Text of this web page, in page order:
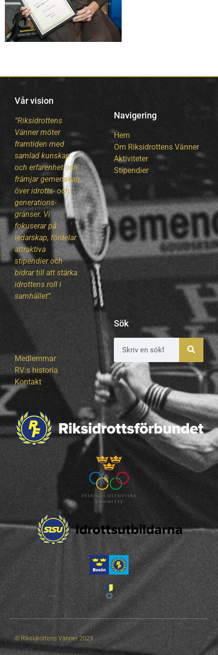
Vår vision
“Riksidrottens
Vänner möter
framtiden med
samlad kunskap
och erfarenhet och
främjar gemenskap
över idrotts- och
generations-
gränser. Vi
fokuserar på
ledarskap, fördelar
attraktiva
stipendier och
bidrar till att stärka
idrottens roll i
samhället”.
Navigering
Hem
Om Riksidrottens Vänner
Aktiviteter
Stipendier
Medlemmar
RV:s historia
Kontakt
Sök
© Riksidrottens Vänner 2023